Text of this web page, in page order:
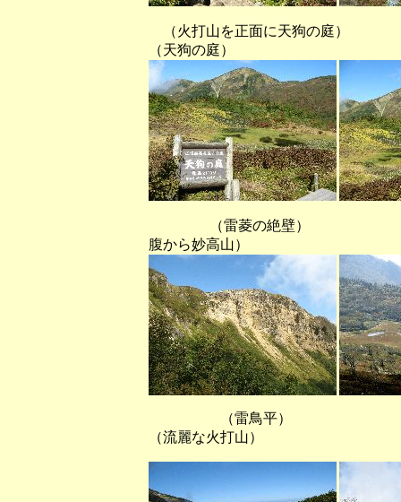
（火打山を正面に
（天狗の庭）
（雷菱の絶壁） （
腹から妙高山）
（雷鳥平） （な
（流麗な火打山）